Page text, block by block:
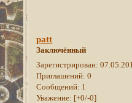
patt
Заключённый
Зарегистрирован:
Приглашений: 0
Сообщений: 1
Уважение: [+0/-0]